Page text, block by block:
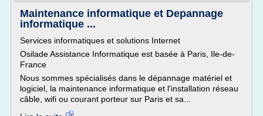
Maintenance informatique et Depannage
informatique ...
Services informatiques et solutions Internet
Osilade Assistance Informatique est basée à Paris, Ile-de-
France
Nous sommes spécialisés dans le dépannage matériel et
logiciel, la maintenance informatique et l'installation réseau
câble, wifi ou courant porteur sur Paris et sa...